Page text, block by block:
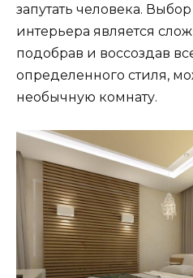
запутать человека.
интерьера является
подобрав и воссоздав
определенного стиля,
необычную комнату.